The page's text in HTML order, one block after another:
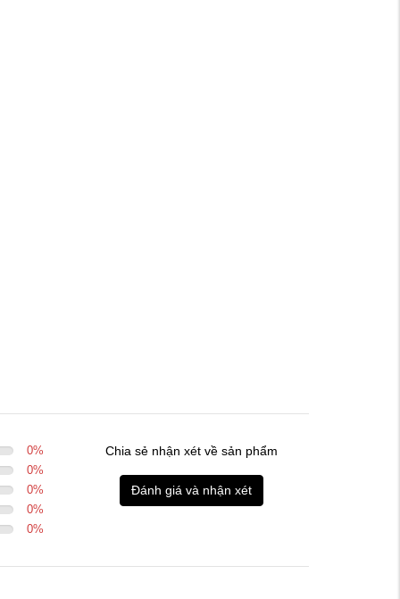
0%
0%
0%
0%
0%
Chia sẻ nhận xét về sản phẩm
Đánh giá và nhận xét